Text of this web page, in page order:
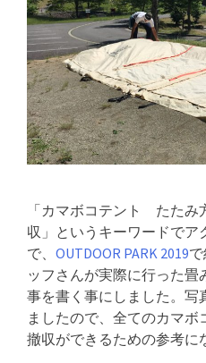
「カマボコテント たた
収」というキーワードで
で、 OUTDOOR PARK 2019
ッフさんが実際に行った
事を書く事にしました。写
ましたので、全てのカマ
撤収ができるための参考に